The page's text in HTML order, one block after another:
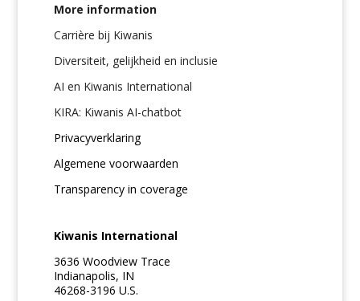
More information
Carrière bij Kiwanis
Diversiteit, gelijkheid en inclusie
AI en Kiwanis International
KIRA: Kiwanis AI-chatbot
Privacyverklaring
Algemene voorwaarden
Transparency in coverage
Kiwanis International
3636 Woodview Trace
Indianapolis, IN
46268-3196 U.S.